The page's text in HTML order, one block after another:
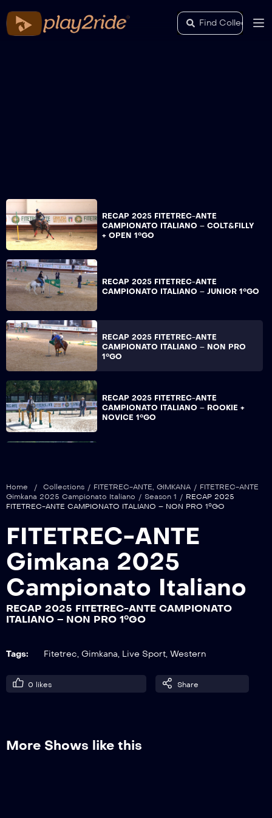
RECAP 2025 FITETREC-ANTE
CAMPIONATO ITALIANO – COLT&FILLY
+ OPEN 1°GO
RECAP 2025 FITETREC-ANTE
CAMPIONATO ITALIANO – JUNIOR 1°GO
RECAP 2025 FITETREC-ANTE
CAMPIONATO ITALIANO – NON PRO
1°GO
RECAP 2025 FITETREC-ANTE
CAMPIONATO ITALIANO – ROOKIE +
NOVICE 1°GO
CAMPIONATO ITALIANO – YOUTH 1°GO
RECAP 2025 FITETREC-ANTE
CAMPIONATO ITALIANO – NOVICE
CAMPIONATO ITALIANO – OVER +
ISTRUTTORI 1°GO
Home / Collections / FITETREC-ANTE GIMKANA / FITETREC-ANTE
Gimkana 2025 Campionato Italiano / Season 1 / RECAP 2025
FITETREC-ANTE CAMPIONATO ITALIANO – NON PRO 1°GO
FITETREC-ANTE
Gimkana 2025
Campionato Italiano
RECAP 2025 FITETREC-ANTE CAMPIONATO
ITALIANO – NON PRO 1°GO
Tags: Fitetrec, Gimkana, Live Sport, Western
0 likes Share
More Shows like this